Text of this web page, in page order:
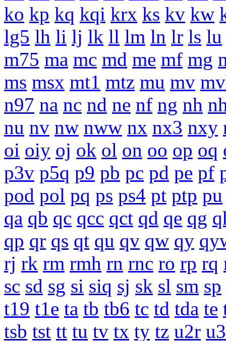
ko kp kq kqi krx ks kv kw
lg5 lh li lj lk ll lm ln lr ls lu
m75 ma mc md me mf mg
ms msx mt1 mtz mu mv
n97 na nc nd ne nf ng nh
nu nv nw nww nx nx3 nxy
oi oiy oj ok ol on oo op oq
p3v p5q p9 pb pc pd pe pf
pod pol pq ps ps4 pt ptp pu
qa qb qc qcc qct qd qe qg
qp qr qs qt qu qv qw qy
rj rk rm rmh rn rnc ro rp rq
sc sd sg si siq sj sk sl sm sp
t19 t1e ta tb tb6 tc td tda te
tsb tst tt tu tv tx ty tz u2r